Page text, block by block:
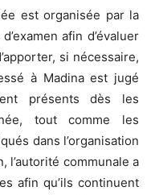
est organisée par la
afin d’évaluer
si nécessaire,
à Madina est jugé
présents dès les
tout comme les
dans l’organisation
l’autorité communale a
afin qu’ils continuent